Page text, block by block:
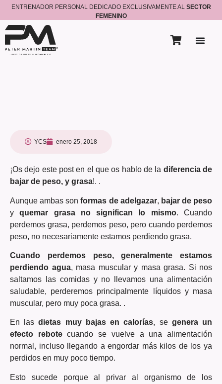
ENTRENADOR PERSONAL DEDICADO EXCLUSIVAMENTE AL SECTOR
FEMENINO
YCS enero 25, 2018
¡Os dejo este post en el que os hablo de la diferencia de
bajar de peso, y grasa!. .
Aunque ambas sonformas de adelgazar, bajar de peso
yquemar grasa no significan lo mismo. Cuando
perdemos grasa, perdemos peso, pero cuando perdemos
peso, no necesariamente estamos perdiendo grasa.
Cuando perdemos peso, generalmente estamos
perdiendo agua, masa muscular y masa grasa. Si nos
saltamos las comidas y no llevamos una alimentación
saludable, perderemos principalmente líquidos y masa
muscular, pero muy poca grasa. .
En lasdietas muy bajas en calorías, se genera un
efecto rebotecuando se vuelve a una alimentación
normal, incluso llegando a engordar más kilos de los ya
perdidos en muy poco tiempo.
Esto sucede porque al privar al organismo de los